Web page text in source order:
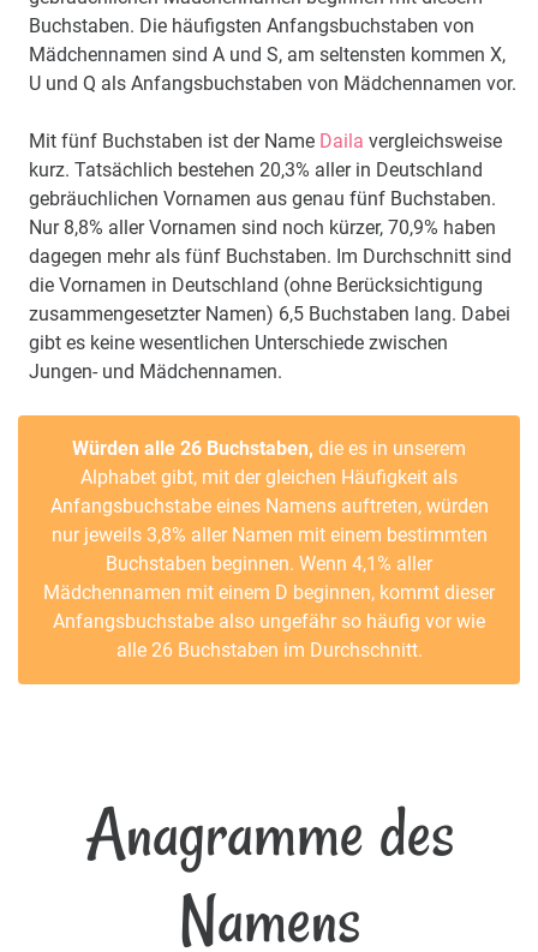
Buchstaben. Die häufigsten Anfangsbuchstaben von
Mädchennamen sind A und S, am seltensten kommen X,
U und Q als Anfangsbuchstaben von Mädchennamen vor.
Mit fünf Buchstaben ist der Name Daila vergleichsweise
kurz. Tatsächlich bestehen 20,3% aller in Deutschland
gebräuchlichen Vornamen aus genau fünf Buchstaben.
Nur 8,8% aller Vornamen sind noch kürzer, 70,9% haben
dagegen mehr als fünf Buchstaben. Im Durchschnitt sind
die Vornamen in Deutschland (ohne Berücksichtigung
zusammengesetzter Namen) 6,5 Buchstaben lang. Dabei
gibt es keine wesentlichen Unterschiede zwischen
Jungen- und Mädchennamen.
Würden alle 26 Buchstaben, die es in unserem
Alphabet gibt, mit der gleichen Häufigkeit als
Anfangsbuchstabe eines Namens auftreten, würden
nur jeweils 3,8% aller Namen mit einem bestimmten
Buchstaben beginnen. Wenn 4,1% aller
Mädchennamen mit einem D beginnen, kommt dieser
Anfangsbuchstabe also ungefähr so häufig vor wie
alle 26 Buchstaben im Durchschnitt.
Anagramme des
Namens